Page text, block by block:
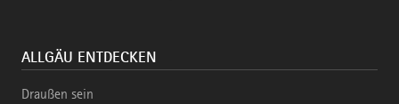
ALLGÄU ENTDECKEN
Draußen sein